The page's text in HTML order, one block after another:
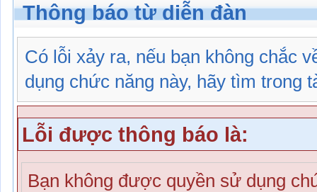
Thông báo từ diễn đàn
Có lỗi xảy ra, nếu bạn không chắc
dụng chức năng này, hãy tìm trong
Lỗi được thông báo là:
Bạn không được quyền sử dụng